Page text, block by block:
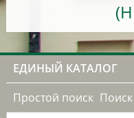
ЕДИНЫЙ КАТАЛОГ
Простой поиск